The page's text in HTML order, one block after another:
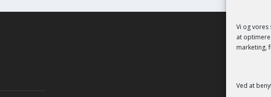
Vi og
at
marketing,
Ved at